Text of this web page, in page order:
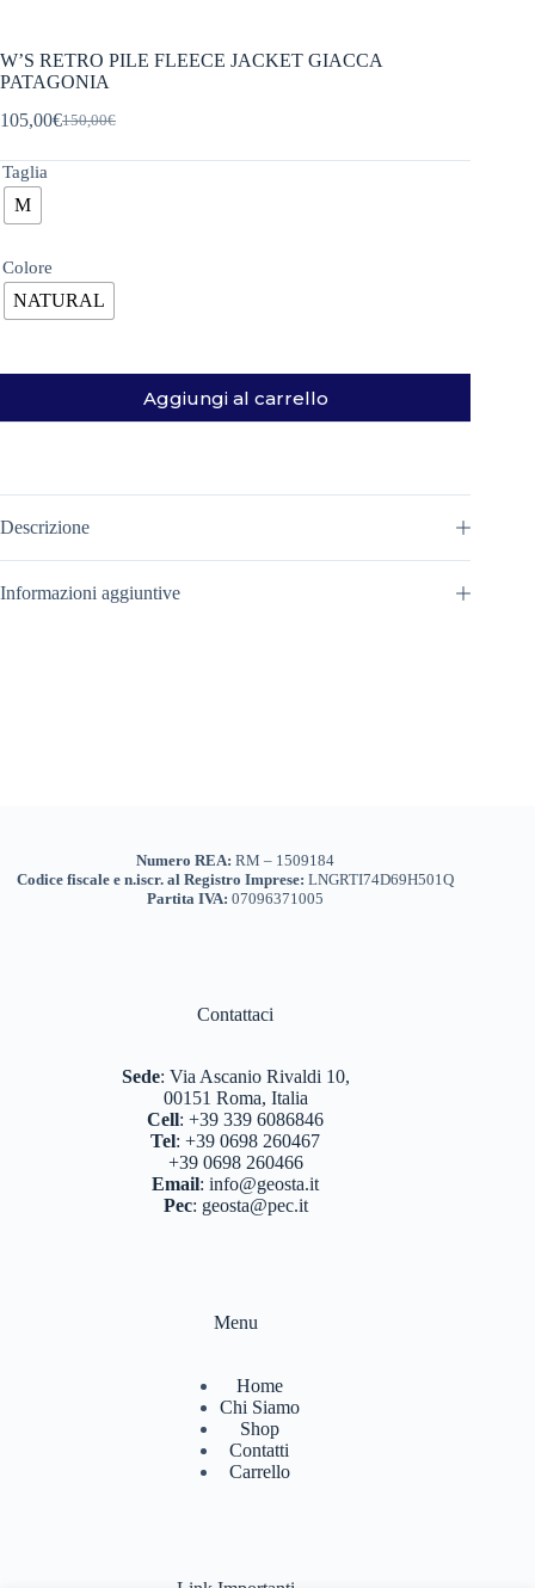
W’S RETRO PILE FLEECE JACKET GIACCA
PATAGONIA
150,00€
Il
105,00€Il
Taglia
M
Colore
NATURAL
Aggiungi al carrello
Descrizione
Informazioni aggiuntive
Numero REA:RM – 1509184
Codice fiscale e n.iscr. al Registro Imprese:LNGRTI74D69H501Q
Partita IVA: 07096371005
Contattaci
Sede: Via Ascanio Rivaldi 10,
00151 Roma, Italia
Cell:+39 339 6086846
Tel:+39 0698 260467
+39 0698 260466
Email:info@geosta.it
Pec: geosta@pec.it
Menu
Home
Chi Siamo
Shop
Contatti
Carrello